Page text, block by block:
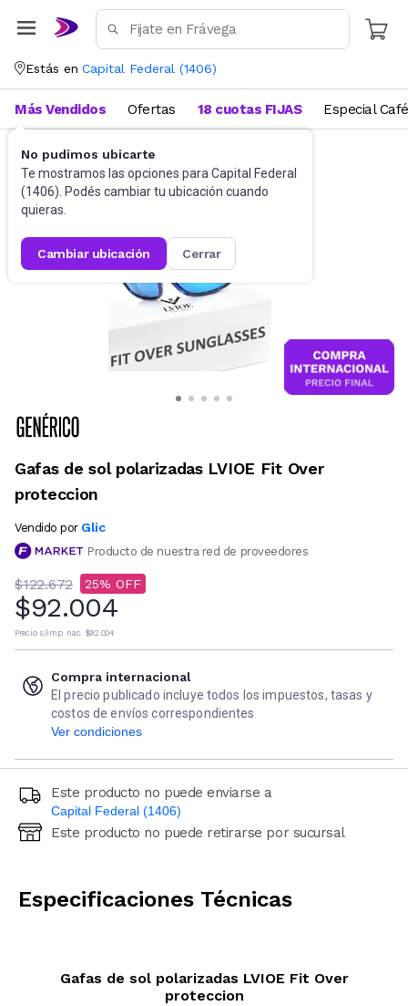
Estás en Capital Federal (1406)
No pudimos ubicarte
Te mostramos las opciones para Capital Federal
(1406). Podés cambiar tu ubicación cuando
quieras.
cambiar ubicación cerrar
Más Vendidos Ofertas 18 cuotas FIJAS Especial Café
Accesorios Anteojos de sol
Gafas de sol polarizadas LVIOE Fit Over
proteccion
Vendido por Glic
Producto de nuestra red de proveedores
$122.672 25
$92.004
Precio s/imp. nac. $92.004
Compra internacional
El precio publicado incluye todos los impuestos, tasas y
costos de envíos correspondientes
Ver condiciones
Este producto no puede enviarse a
Capital Federal (1406)
Ingresá código postal (sólo números)
Este producto no puede retirarse por sucursal
Especificaciones Técnicas
Gafas de sol polarizadas LVIOE Fit Over
proteccion